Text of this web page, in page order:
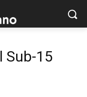
Sub-15